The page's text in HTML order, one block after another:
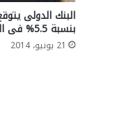
البنك الدولى
بنسبة 5.5% فى العام المالى الجارى
21 يونيو، 2014